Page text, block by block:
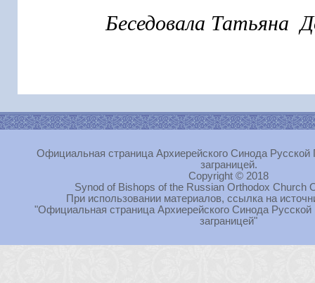
Беседовала Татьяна
Официальная страница Архиерейского Синода Русской
заграницей.
Copyright © 2018
Synod of Bishops of the Russian Orthodox Church
При использовании материалов, ссылка на
"Официальная страница Архиерейского Синода
заграницей"